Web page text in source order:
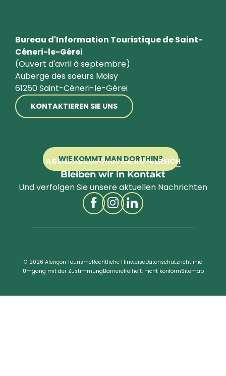
Bureau d'Information Touristique de Saint-
Céneri-le-Gérei
(Ouvert d'avril à septembre)
Auberge des soeurs Moisy
61250 Saint-Céneri-le-Gérei
KONTAKTIEREN SIE UNS
WIE KOMMT MAN DORTHIN?
AGENDABROSCHÜRENPRO-BEREICH
Bleiben wir in Kontakt
Und verfolgen Sie unsere aktuellen Nachrichten
© 2026 Alençon TourismeRechtliche HinweiseDatenschutzrichtlinie
Umgang mit der ZustimmungBarrierefreiheit: nicht konformSitemap